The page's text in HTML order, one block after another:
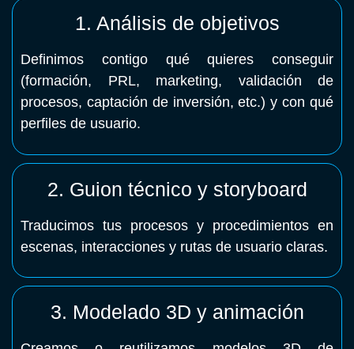
1. Análisis de objetivos
Definimos contigo qué quieres conseguir
(formación, PRL, marketing, validación de
procesos, captación de inversión, etc.) y con qué
perfiles de usuario.
2. Guion técnico y storyboard
Traducimos tus procesos y procedimientos en
escenas, interacciones y rutas de usuario claras.
3. Modelado 3D y animación